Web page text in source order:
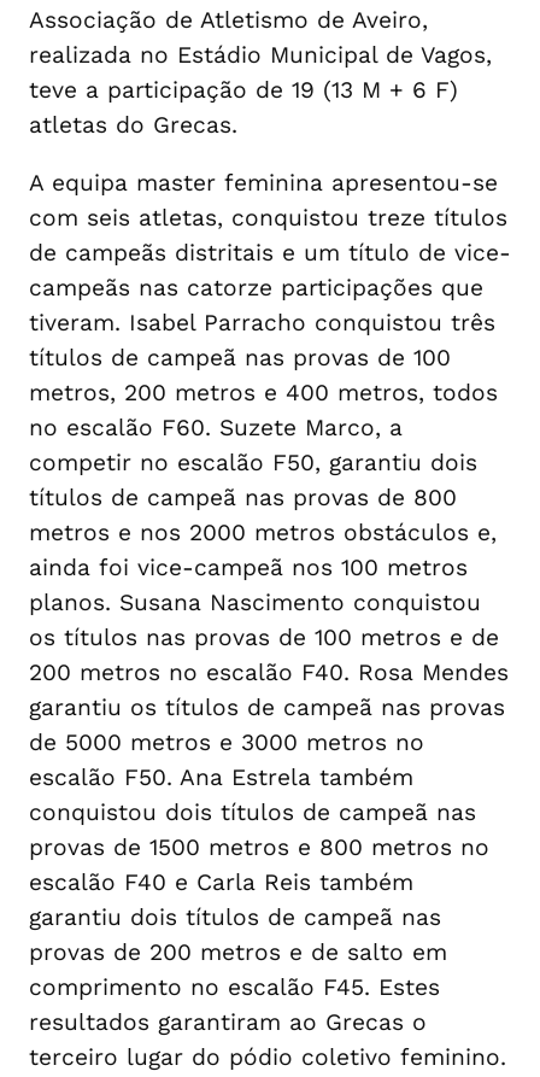
Associação de Atletismo de Aveiro,
realizada no Estádio Municipal de Vagos,
teve a participação de 19 (13 M + 6 F)
atletas do Grecas.
A equipa master feminina apresentou-se
com seis atletas, conquistou treze títulos
de campeãs distritais e um título de vice-
campeãs nas catorze participações que
tiveram. Isabel Parracho conquistou três
títulos de campeã nas provas de 100
metros, 200 metros e 400 metros, todos
no escalão F60. Suzete Marco, a
competir no escalão F50, garantiu dois
títulos de campeã nas provas de 800
metros e nos 2000 metros obstáculos e,
ainda foi vice-campeã nos 100 metros
planos. Susana Nascimento conquistou
os títulos nas provas de 100 metros e de
200 metros no escalão F40. Rosa Mendes
garantiu os títulos de campeã nas provas
de 5000 metros e 3000 metros no
escalão F50. Ana Estrela também
conquistou dois títulos de campeã nas
provas de 1500 metros e 800 metros no
escalão F40 e Carla Reis também
garantiu dois títulos de campeã nas
provas de 200 metros e de salto em
comprimento no escalão F45. Estes
resultados garantiram ao Grecas o
terceiro lugar do pódio coletivo feminino.